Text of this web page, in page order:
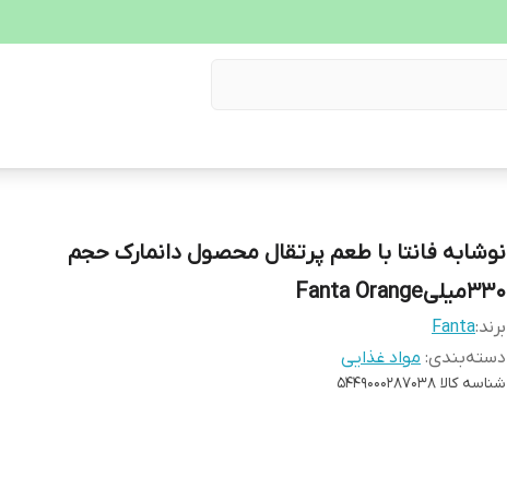
نوشابه فانتا با طعم پرتقال محصول دانمارک حجم
۳۳۰میلیFanta Orange
برند:Fanta
دسته‌بندی: مواد غذایی
شناسه کالا 5449000287038